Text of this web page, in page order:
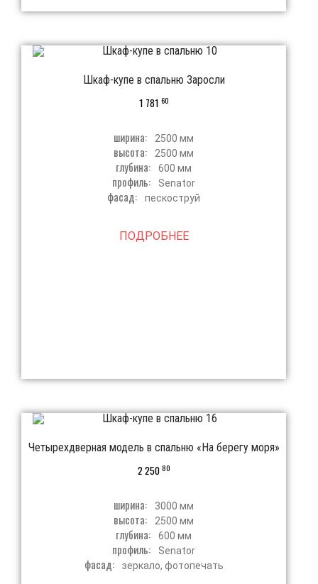
Шкаф-купе в спальню Заросли
1 781 60
ширина: 2500 мм
высота: 2500 мм
глубина: 600 мм
профиль: Senator
фасад: пескоструй
ПОДРОБНЕЕ
Четырехдверная модель в спальню «На берегу моря»
2 250 80
ширина: 3000 мм
высота: 2500 мм
глубина: 600 мм
профиль: Senator
фасад: зеркало, фотопечать